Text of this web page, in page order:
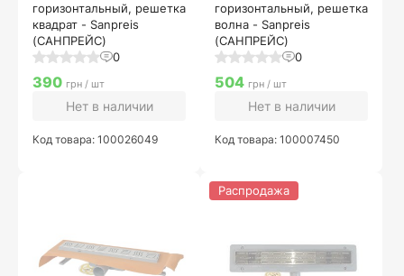
горизонтальный, решетка
квадрат - Sanpreis
(САНПРЕЙС)
0
390 грн / шт
Нет в наличии
Код товара: 100026049
горизонтальный, решетка
волна - Sanpreis
(САНПРЕЙС)
0
504 грн / шт
Нет в наличии
Код товара: 100007450
Распродажа